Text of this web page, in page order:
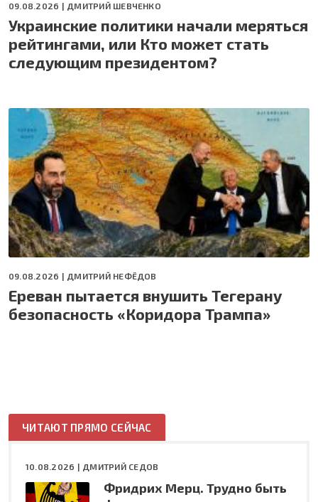
09.08.2026 | ДМИТРИЙ ШЕВЧЕНКО
Украинские политики начали меряться
рейтингами, или Кто может стать
следующим президентом?
09.08.2026 | ДМИТРИЙ НЕФЁДОВ
Ереван пытается внушить Тегерану
безопасность «Коридора Трампа»
ЧИТАЮТ ПРЯМО СЕЙЧАС
10.08.2026 | ДМИТРИЙ СЕДОВ
Фридрих Мерц. Трудно быть